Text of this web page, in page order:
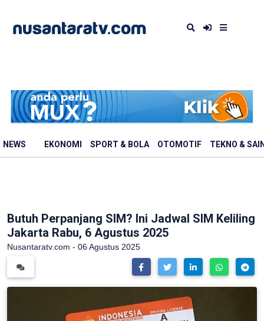
NEWS EKONOMI SPORT & BOLA OTOMOTIF TEKNO &
Butuh Perpanjang SIM? Ini Jadwal SIM Keliling
Jakarta Rabu, 6 Agustus 2025
Nusantaratv.com - 06 Agustus 2025